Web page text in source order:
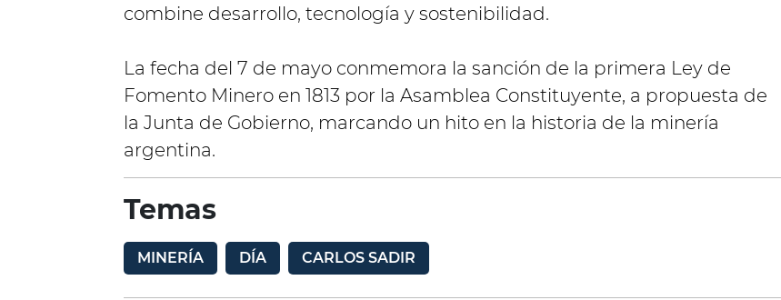
combine desarrollo, tecnología y sostenibilidad.
La fecha del 7 de mayo conmemora la sanción de la primera Ley de
Fomento Minero en 1813 por la Asamblea Constituyente, a propuesta de
la Junta de Gobierno, marcando un hito en la historia de la minería
argentina.
Temas
MINERÍA DÍA CARLOS SADIR